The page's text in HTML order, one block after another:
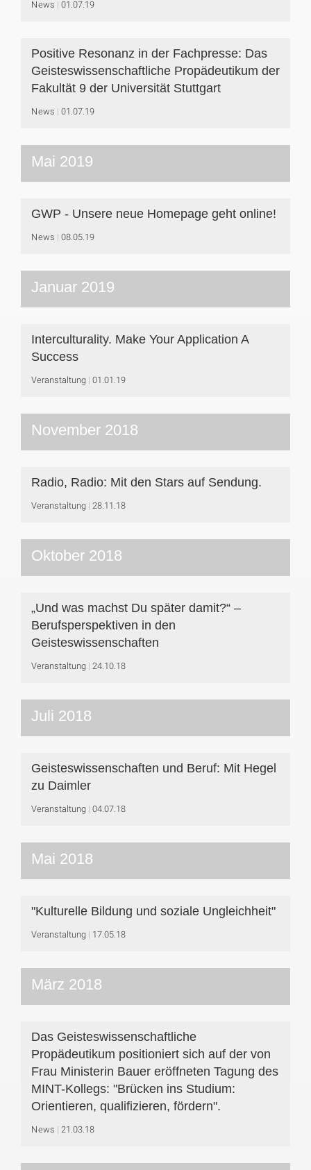
News 01.07.19
Positive Resonanz in der Fachpresse: Das
Geisteswissenschaftliche Propädeutikum der
Fakultät 9 der Universität Stuttgart
News 01.07.19
Mai 2019
GWP - Unsere neue Homepage geht online!
News 08.05.19
Januar 2019
Interculturality. Make Your Application A
Success
Veranstaltung 01.01.19
November 2018
Radio, Radio: Mit den Stars auf Sendung.
Veranstaltung 28.11.18
Oktober 2018
„Und was machst Du später damit?“ –
Berufsperspektiven in den
Geisteswissenschaften
Veranstaltung 24.10.18
Juli 2018
Geisteswissenschaften und Beruf: Mit Hegel
zu Daimler
Veranstaltung 04.07.18
Mai 2018
"Kulturelle Bildung und soziale Ungleichheit"
Veranstaltung 17.05.18
März 2018
Das Geisteswissenschaftliche
Propädeutikum positioniert sich auf der von
Frau Ministerin Bauer eröffneten Tagung des
MINT-Kollegs: "Brücken ins Studium:
Orientieren, qualifizieren, fördern".
News 21.03.18